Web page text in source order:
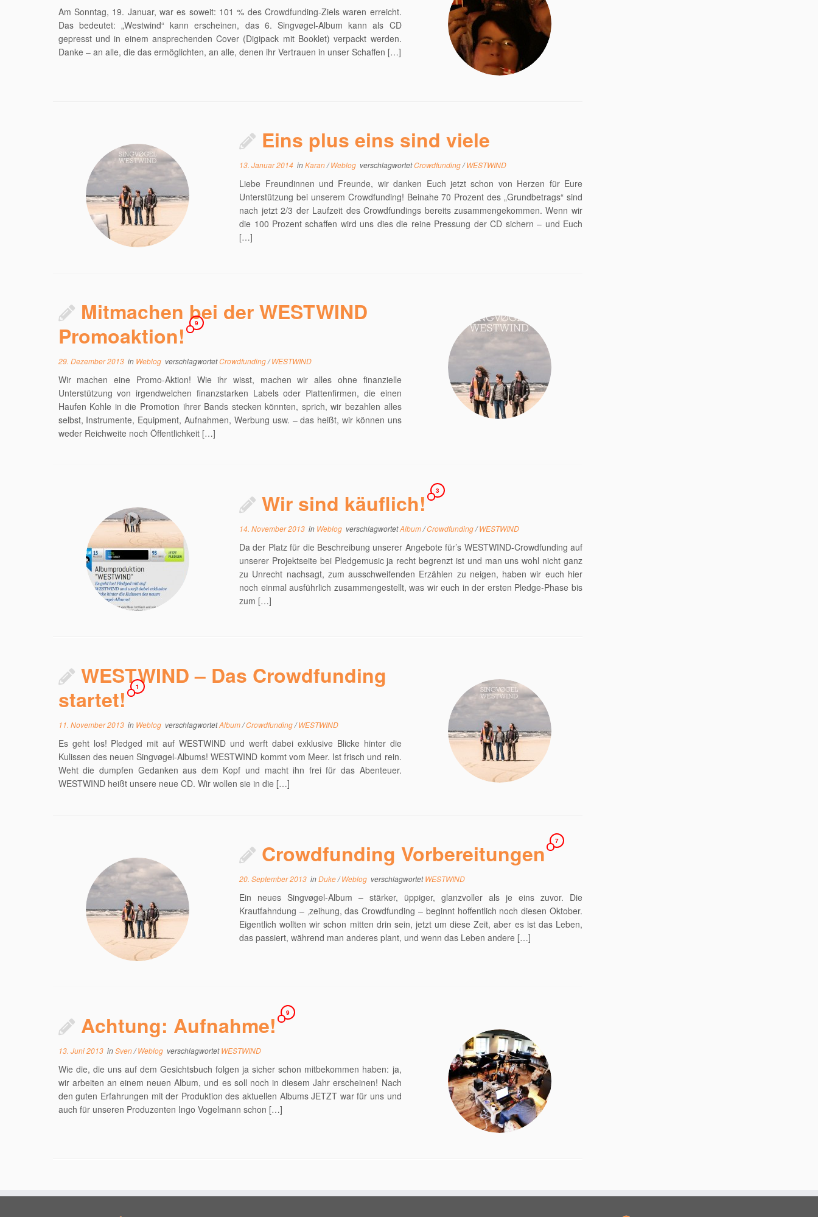
Am Sonntag, 19. Januar, war es soweit: 101 % des Crowdfunding-Ziels waren erreicht.
Das bedeutet: „Westwind“ kann erscheinen, das 6. Singvøgel-Album kann als CD
gepresst und in einem ansprechenden Cover (Digipack mit Booklet) verpackt werden.
Danke – an alle, die das ermöglichten, an alle, denen ihr Vertrauen in unser Schaffen […]
Eins plus eins sind viele
13. Januar 2014 inKaran/Weblog verschlagwortetCrowdfunding/WESTWIND
Liebe Freundinnen und Freunde, wir danken Euch jetzt schon von Herzen für Eure
Unterstützung bei unserem Crowdfunding! Beinahe 70 Prozent des „Grundbetrags“ sind
nach jetzt 2/3 der Laufzeit des Crowdfundings bereits zusammengekommen. Wenn wir
die 100 Prozent schaffen wird uns dies die reine Pressung der CD sichern – und Euch
[…]
Mitmachen bei der WESTWIND
Promoaktion!
9
29. Dezember 2013in Weblog verschlagwortetCrowdfunding/WESTWIND
Wir machen eine Promo-Aktion! Wie ihr wisst, machen wir alles ohne finanzielle
Unterstützung von irgendwelchen finanzstarken Labels oder Plattenfirmen, die einen
Haufen Kohle in die Promotion ihrer Bands stecken könnten, sprich, wir bezahlen alles
selbst, Instrumente, Equipment, Aufnahmen, Werbung usw. – das heißt, wir können uns
weder Reichweite noch Öffentlichkeit […]
Wir sind käuflich! 3
14. November 2013 in Weblog verschlagwortetAlbum/Crowdfunding/WESTWIND
Da der Platz für die Beschreibung unserer Angebote für’s WESTWIND-Crowdfunding auf
unserer Projektseite bei Pledgemusic ja recht begrenzt ist und man uns wohl nicht ganz
zu Unrecht nachsagt, zum ausschweifenden Erzählen zu neigen, haben wir euch hier
noch einmal ausführlich zusammengestellt, was wir euch in der ersten Pledge-Phase bis
zum […]
WESTWIND – Das Crowdfunding
startet!
1
11. November 2013in Weblog verschlagwortetAlbum/Crowdfunding/WESTWIND
Es geht los! Pledged mit auf WESTWIND und werft dabei exklusive Blicke hinter die
Kulissen des neuen Singvøgel-Albums! WESTWIND kommt vom Meer. Ist frisch und rein.
Weht die dumpfen Gedanken aus dem Kopf und macht ihn frei für das Abenteuer.
WESTWIND heißt unsere neue CD. Wir wollen sie in die […]
Crowdfunding Vorbereitungen 7
20. September 2013 inDuke/Weblog verschlagwortetWESTWIND
Ein neues Singvøgel-Album – stärker, üppiger, glanzvoller als je eins zuvor. Die
Krautfahndung – ‚zeihung, das Crowdfunding – beginnt hoffentlich noch diesen Oktober.
Eigentlich wollten wir schon mitten drin sein, jetzt um diese Zeit, aber es ist das Leben,
das passiert, während man anderes plant, und wenn das Leben andere […]
Achtung: Aufnahme! 9
13. Juni 2013inSven/Weblog verschlagwortetWESTWIND
Wie die, die uns auf dem Gesichtsbuch folgen ja sicher schon mitbekommen haben: ja,
wir arbeiten an einem neuen Album, und es soll noch in diesem Jahr erscheinen! Nach
den guten Erfahrungen mit der Produktion des aktuellen Albums JETZT war für uns und
auch für unseren Produzenten Ingo Vogelmann schon […]